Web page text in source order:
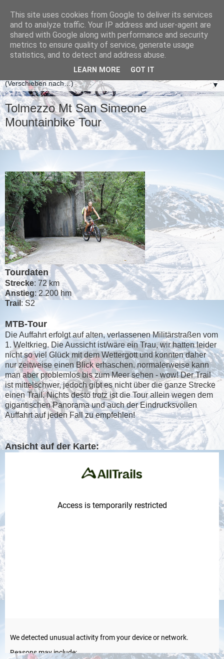
▼
Tolmezzo Mt San Simeone
Mountainbike Tour
Tourdaten
Strecke: 72 km
Anstieg: 2.200 hm
Trail : S2
MTB-Tour
Die Auffahrt erfolgt auf alten, verlassenen Militärstraßen vom
1. Weltkrieg. Die Aussicht ist/wäre ein Trau, wir hatten leider
nicht so viel Glück mit dem Wettergott und konnten daher
nur zeitweise einen Blick erhaschen, normalerweise kann
man aber problemlos bis zum Meer sehen - wow! Der Trail
ist mittelschwer, jedoch gibt es nicht über die ganze Strecke
einen Trail. Nichts desto trotz ist die Tour allein wegen dem
gigantischen Panorama und auch der Eindrucksvollen
Auffahrt auf jeden Fall zu empfehlen!
Ansicht auf der Karte:
This site uses cookies from Google to deliver its services
and to analyze traffic. Your IP address and user-agent are
shared with Google along with performance and security
metrics to ensure quality of service, generate usage
statistics, and to detect and address abuse.
LEARN MORE GOT IT